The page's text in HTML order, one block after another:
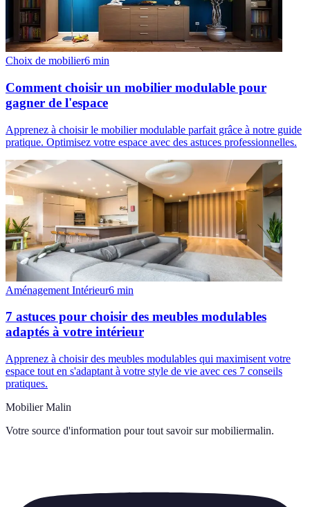
Choix de mobilier6 min
Comment choisir un mobilier modulable pour
gagner de l'espace
Apprenez à choisir le mobilier modulable parfait grâce à notre guide
pratique. Optimisez votre espace avec des astuces professionnelles.
Aménagement Intérieur6 min
7 astuces pour choisir des meubles modulables
adaptés à votre intérieur
Apprenez à choisir des meubles modulables qui maximisent votre
espace tout en s'adaptant à votre style de vie avec ces 7 conseils
pratiques.
Mobilier Malin
Votre source d'information pour tout savoir sur mobiliermalin.